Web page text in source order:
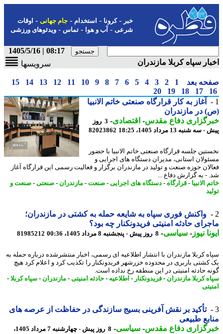
-کرونا-استخدام- جام جهانی-اوقات
شرعی-آب و هوا-تماس-ویدئوهای ورزشی
08:17 | 1405/5/16
سپاه کربلا مازندران
سرویسها
بعد 1
2
3
4
5
6
7
8
9
10
11
12
13
14
15
17
18
19
20
آغاز به کار قرارگاه صنعتی خاتم الانبیا
در مازندران
دفاع مقدس-اقتصادی- 3 روز
شنبه 13 مرداد 1405، 18:25
82023862
جلسه قرارگاه صنعتی خاتم الانبیا با حضور
استانی، مدیران دستگاه های اجرایی و
حوزه صنعت و تولید در مازندران برگزار و فعالیت رسمی این قرارگاه آغاز
- به گزارش دفاع ...
الانبیا -قرارگاه -دستگاه های اجرایی- صنعت-مازندران- صنعتی-صنعت و
واکنش فوری سپاه به شایعه حمله به کشتی در مازندران؛
حادثه امنیتی فریدونکنار چه بود؟
نیوز-سیاسی-8 روز پیش - پنجشنبه 8 مرداد 1405، 00:36 81985212
کربلا مازندران با انتشار اطلاعیه ای رسمی، اخبار منتشرشده درباره حمله به
باربری در محدوده خزرشهر فریدونکنار را تکذیب کرد و اعلام کرد هیچ
حادثه امنیتی در این منطقه رخ نداده است.
کربلا مازندران- فریدونکنار-اطلاعیه-حادثه امنیتی-مازندران- سپاه کربلا-
تأکید بر نقش آفرینی بسیج سازندگی در حفاظت از عرصه های
طبیعی
دفاع مقدس-سیاسی-
8 روز پیش - چهارشنبه 7 مرداد 1405،